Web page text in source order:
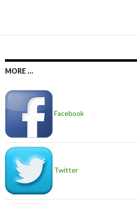
MORE ...
Facebook
Twitter